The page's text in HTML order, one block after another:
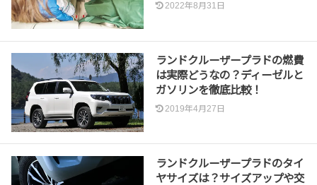
2022年8月31日
ランドクルーザープラドの燃費
は実際どうなの？ディーゼルと
ガソリンを徹底比較！
2019年4月27日
ランドクルーザープラドのタイ
ヤサイズは？サイズアップや交